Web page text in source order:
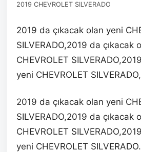
2019 CHEVROLET SILVERADO
2019 da çıkacak olan yeni
SILVERADO,2019 da çıkacak
CHEVROLET
yeni CHEVROLET SILVERADO,
2019 da çıkacak olan yeni
SILVERADO,2019 da çıkacak
CHEVROLET
yeni CHEVROLET SILVERADO.